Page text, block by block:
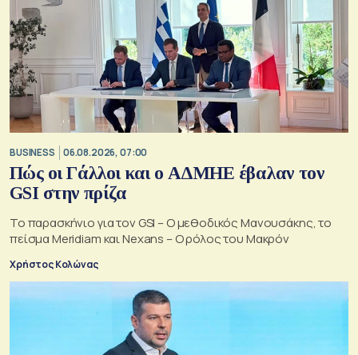
BUSINESS 06.08.2026, 07:00
Πώς οι Γάλλοι και ο ΑΔΜΗΕ έβαλαν τον
GSI στην πρίζα
Το παρασκήνιο για τον GSI – Ο μεθοδικός Μανουσάκης, το
πείσμα Meridiam και Nexans – Ο ρόλος του Μακρόν
Χρήστος Κολώνας